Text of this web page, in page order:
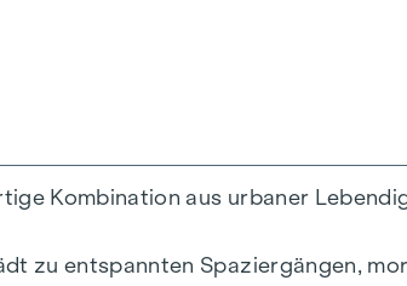
Kombination aus urbaner
zu entspannten Spaziergängen,